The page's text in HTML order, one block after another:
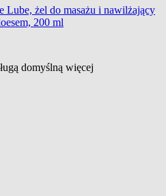
Lube, żel do masażu i nawilżający
200 ml
domyślną więcej